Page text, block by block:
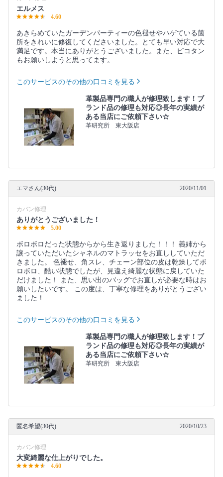
エルメス
4.60
あきらめていたガーデンパーティーの色褪せやハゲている箇
所をきれいに修復してくださいました。とても早い対応で大
満足です。本当にありがとうございました。また、ピコタン
もお願いしようと思ってます。
このサービスのその他の口コミを見る
革製品専門の職人が修理致します！ブ
ランド品の修理も対応◎長年の実績が
ある当店にご依頼下さい☆
革研究所 東大阪店
エマさん(30代) 2020/11/01
カバン修理
ありがとうございました！
5.00
ボロボロだった状態からから生き返りました！！！ 義姉から
譲っていただいたシャネルのマトラッセをお直ししていただ
きました。 色褪せ、角スレ、チェーン部位の皮は乾燥してボ
ロボロ、酷い状態でしたが、見違え綺麗な状態に戻していた
だけました！ また、思い出のバッグでお直しが必要な時はお
願いしたいです。 この度は、丁寧な修理をありがとうござい
ました！
このサービスのその他の口コミを見る
革製品専門の職人が修理致します！ブ
ランド品の修理も対応◎長年の実績が
ある当店にご依頼下さい☆
革研究所 東大阪店
匿名希望(30代) 2020/10/23
カバン修理
大変綺麗な仕上がりでした。
4.60